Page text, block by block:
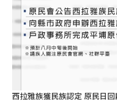
西拉雅族獲民族認定 原民日